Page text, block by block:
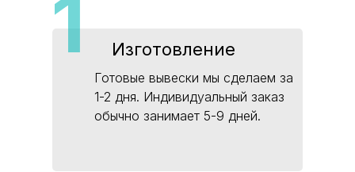
Готовые вывески мы сделаем за
1-2 дня. Индивидуальный заказ
обычно занимает 5-9 дней.
Изготовление
1